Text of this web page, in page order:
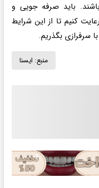
باید صرفه جویی و
کنیم تا از این شرایط
سرفرازی بگذریم.
منبع: ايسنا